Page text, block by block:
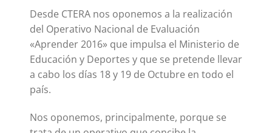
Desde CTERA nos oponemos a la realización
del Operativo Nacional de Evaluación
«Aprender 2016» que impulsa el Ministerio de
Educación y Deportes y que se pretende llevar
a cabo los días 18 y 19 de Octubre en todo el
país.
Nos oponemos, principalmente, porque se